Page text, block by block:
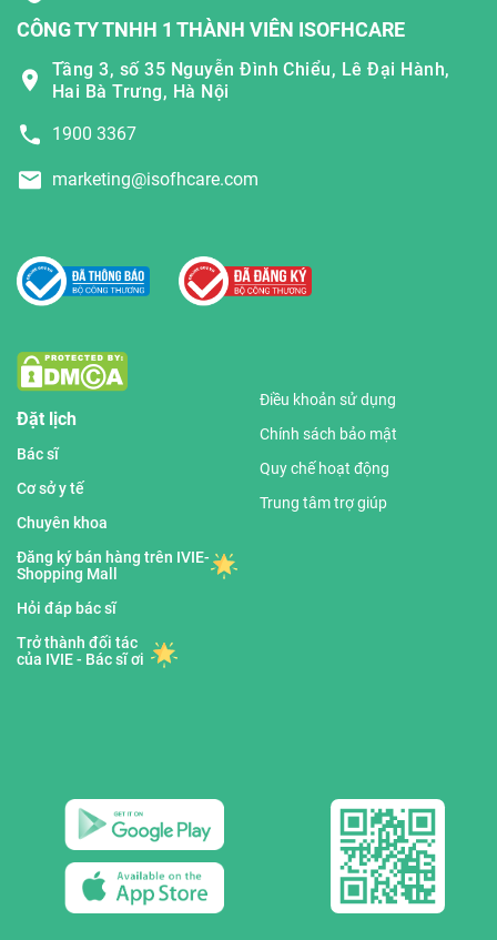
CÔNG TY TNHH 1 THÀNH VIÊN ISOFHCARE
Tầng 3, số 35 Nguyễn Đình Chiểu, Lê Đại Hành,
Hai Bà Trưng, Hà Nội
1900 3367
marketing@isofhcare.com
Đặt lịch
Bác sĩ
Cơ sở y tế
Chuyên khoa
Đăng ký bán hàng trên IVIE-
Shopping Mall
Hỏi đáp bác sĩ
Trở thành đối tác
của IVIE - Bác sĩ ơi
Điều khoản sử dụng
Chính sách bảo mật
Quy chế hoạt động
Trung tâm trợ giúp